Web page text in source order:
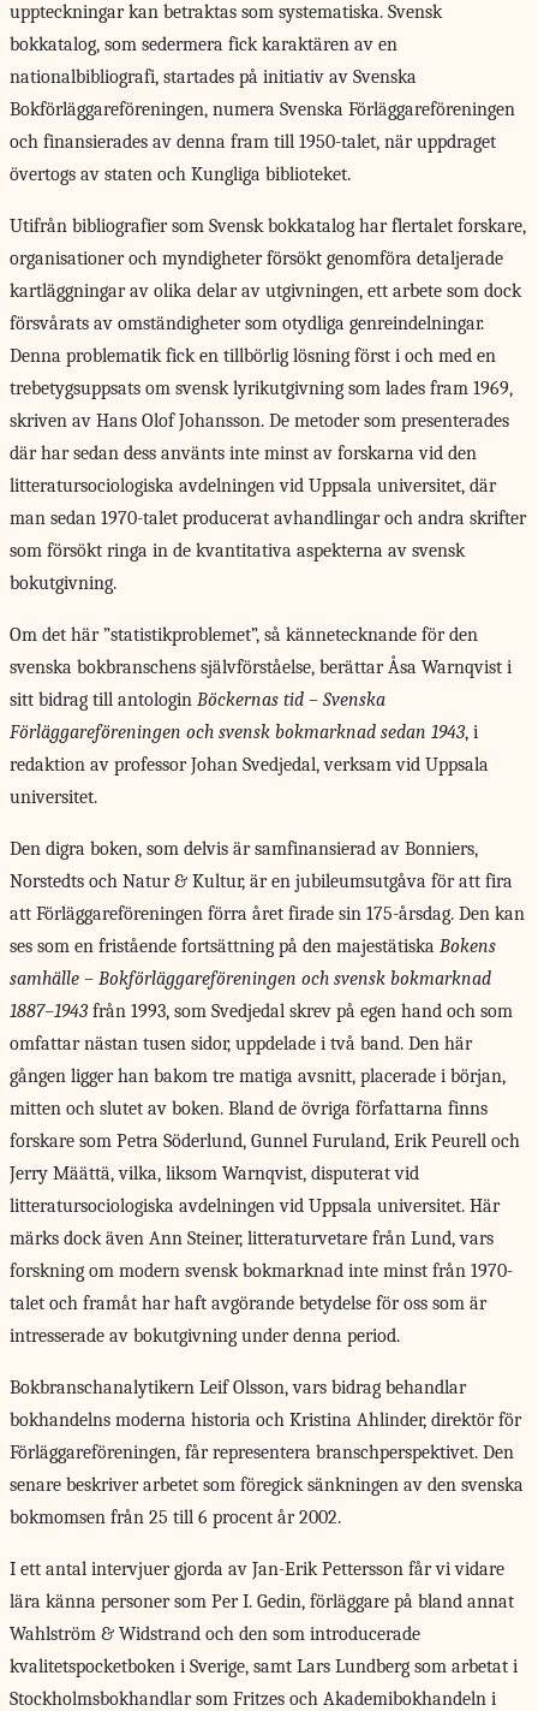
uppteckningar kan betraktas som systematiska. Svensk
bokkatalog, som sedermera fick karaktären av en
nationalbibliografi, startades på initiativ av Svenska
Bokförläggareföreningen, numera Svenska Förläggareföreningen
och finansierades av denna fram till 1950-talet, när uppdraget
övertogs av staten och Kungliga biblioteket.
Utifrån bibliografier som Svensk bokkatalog har flertalet forskare,
organisationer och myndigheter försökt genomföra detaljerade
kartläggningar av olika delar av utgivningen, ett arbete som dock
försvårats av omständigheter som otydliga genreindelningar.
Denna problematik fick en tillbörlig lösning först i och med en
trebetygsuppsats om svensk lyrikutgivning som lades fram 1969,
skriven av Hans Olof Johansson. De metoder som presenterades
där har sedan dess använts inte minst av forskarna vid den
litteratursociologiska avdelningen vid Uppsala universitet, där
man sedan 1970-talet producerat avhandlingar och andra skrifter
som försökt ringa in de kvantitativa aspekterna av svensk
bokutgivning.
Om det här ”statistikproblemet”, så kännetecknande för den
svenska bokbranschens självförståelse, berättar Åsa Warnqvist i
sitt bidrag till antologin Böckernas tid – Svenska
Förläggareföreningen och svensk bokmarknad sedan 1943, i
redaktion av professor Johan Svedjedal, verksam vid Uppsala
universitet.
Den digra boken, som delvis är samfinansierad av Bonniers,
Norstedts och Natur & Kultur, är en jubileumsutgåva för att fira
att Förläggareföreningen förra året firade sin 175-årsdag. Den kan
ses som en fristående fortsättning på den majestätiska Bokens
samhälle – Bokförläggareföreningen och svensk bokmarknad
1887–1943från 1993, som Svedjedal skrev på egen hand och som
omfattar nästan tusen sidor, uppdelade i två band. Den här
gången ligger han bakom tre matiga avsnitt, placerade i början,
mitten och slutet av boken. Bland de övriga författarna finns
forskare som Petra Söderlund, Gunnel Furuland, Erik Peurell och
Jerry Määttä, vilka, liksom Warnqvist, disputerat vid
litteratursociologiska avdelningen vid Uppsala universitet. Här
märks dock även Ann Steiner, litteraturvetare från Lund, vars
forskning om modern svensk bokmarknad inte minst från 1970-
talet och framåt har haft avgörande betydelse för oss som är
intresserade av bokutgivning under denna period.
Bokbranschanalytikern Leif Olsson, vars bidrag behandlar
bokhandelns moderna historia och Kristina Ahlinder, direktör för
Förläggareföreningen, får representera branschperspektivet. Den
senare beskriver arbetet som föregick sänkningen av den svenska
bokmomsen från 25 till 6 procent år 2002.
I ett antal intervjuer gjorda av Jan-Erik Pettersson får vi vidare
lära känna personer som Per I. Gedin, förläggare på bland annat
Wahlström & Widstrand och den som introducerade
kvalitetspocketboken i Sverige, samt Lars Lundberg som arbetat i
Stockholmsbokhandlar som Fritzes och Akademibokhandeln i